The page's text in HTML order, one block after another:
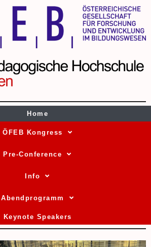
Home
ÖFEB Kongress
Pre-Conference
Info
Abendprogramm
Keynote Speakers